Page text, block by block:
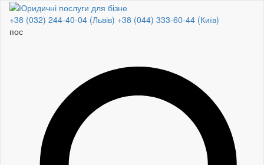
+38 (032) 244-40-04 (Львів) +38 (044) 333-60-44 (Київ)
дого